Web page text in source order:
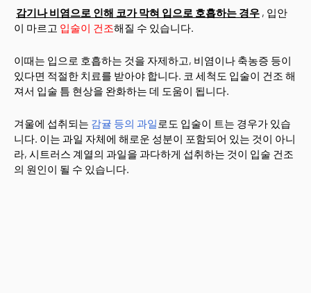
감기나 비염으로 인해 코가 막혀 입으로 호흡하는 경우 , 입안
이 마르고 입술이 건조해질 수 있습니다.
이때는 입으로 호흡하는 것을 자제하고, 비염이나 축농증 등이
있다면 적절한 치료를 받아야 합니다. 코 세척도 입술이 건조 해
져서 입술 틈 현상을 완화하는 데 도움이 됩니다.
겨울에 섭취되는 감귤 등의 과일 로도 입술이 트는 경우가 있습
니다. 이는 과일 자체에 해로운 성분이 포함되어 있는 것이 아니
라, 시트러스 계열의 과일을 과다하게 섭취하는 것이 입술 건조
의 원인이 될 수 있습니다.